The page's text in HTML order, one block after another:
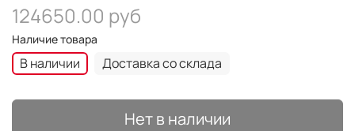
124650.00 руб
Наличие товара
В наличии Доставка со склада
Нет в наличии